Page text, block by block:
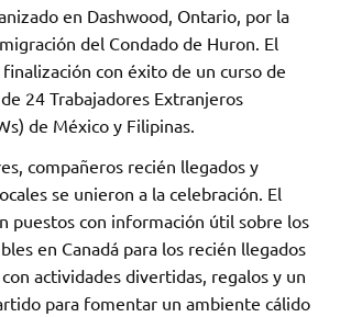
en Dashwood, Ontario, por la
del Condado de Huron. El
con éxito de un curso de
24 Trabajadores Extranjeros
de México y Filipinas.
compañeros recién llegados y
se unieron a la celebración. El
puestos con información útil sobre los
en Canadá para los recién llegados
actividades divertidas, regalos y un
para fomentar un ambiente cálido